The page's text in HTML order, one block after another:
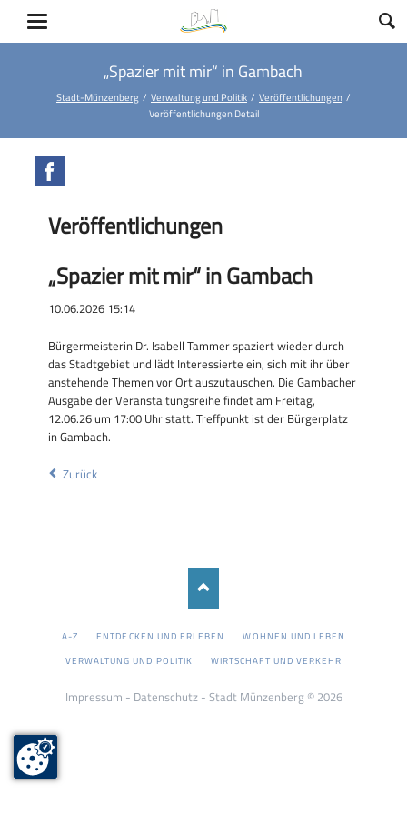
„Spazier mit mir“ in Gambach
Stadt-Münzenberg Verwaltung und Politik
Veröffentlichungen
Veröffentlichungen Detail
Veröffentlichungen
„Spazier mit mir“ in Gambach
10.06.2026 15:14
Bürgermeisterin Dr. Isabell Tammer spaziert wieder durch
das Stadtgebiet und lädt Interessierte ein, sich mit ihr über
anstehende Themen vor Ort auszutauschen. Die Gambacher
Ausgabe der Veranstaltungsreihe findet am Freitag,
12.06.26 um 17:00 Uhr statt. Treffpunkt ist der Bürgerplatz
in Gambach.
Zurück
NAVIGATION
A-Z ENTDECKEN UND ERLEBEN
WOHNEN UND LEBEN
VERWALTUNG UND POLITIK
WIRTSCHAFT UND VERKEHR
Impressum - Datenschutz- Stadt Münzenberg © 2026